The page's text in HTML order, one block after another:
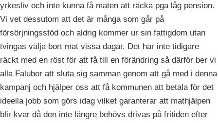
yrkesliv och inte kunna få maten att räcka pga låg pension.
Vi vet dessutom att det är många som går på
försörjningsstöd och aldrig kommer ur sin fattigdom utan
tvingas välja bort mat vissa dagar. Det har inte tidigare
räckt med en röst för att få till en förändring så därför ber vi
alla Falubor att sluta sig samman genom att gå med i denna
kampanj och hjälper oss att få kommunen att betala för det
ideella jobb som görs idag vilket garanterar att mathjälpen
blir kvar då den inte längre behövs drivas på fritiden efter